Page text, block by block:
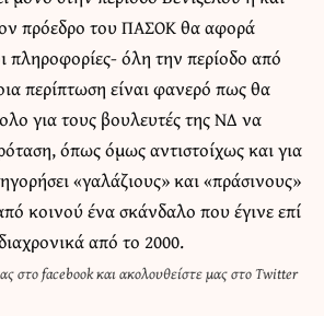
πρόεδρο του ΠΑΣΟΚ θα αφορά
πληροφορίες- όλη την περίοδο από
περίπτωση είναι φανερό πως θα
για τους βουλευτές της ΝΔ να
όπως όμως αντιστοίχως και για
«γαλάζιους» και «πράσινους»
κοινού ένα σκάνδαλο που έγινε επί
από το 2000.
στο facebookκαιακολουθείστε μας στο Twitter